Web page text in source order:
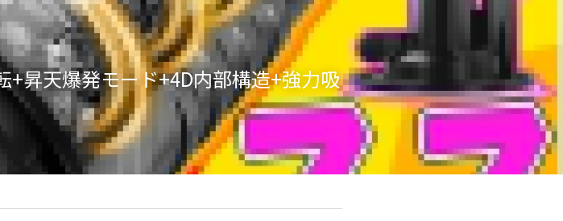
+昇天爆発モード+4D内部構造+強力吸